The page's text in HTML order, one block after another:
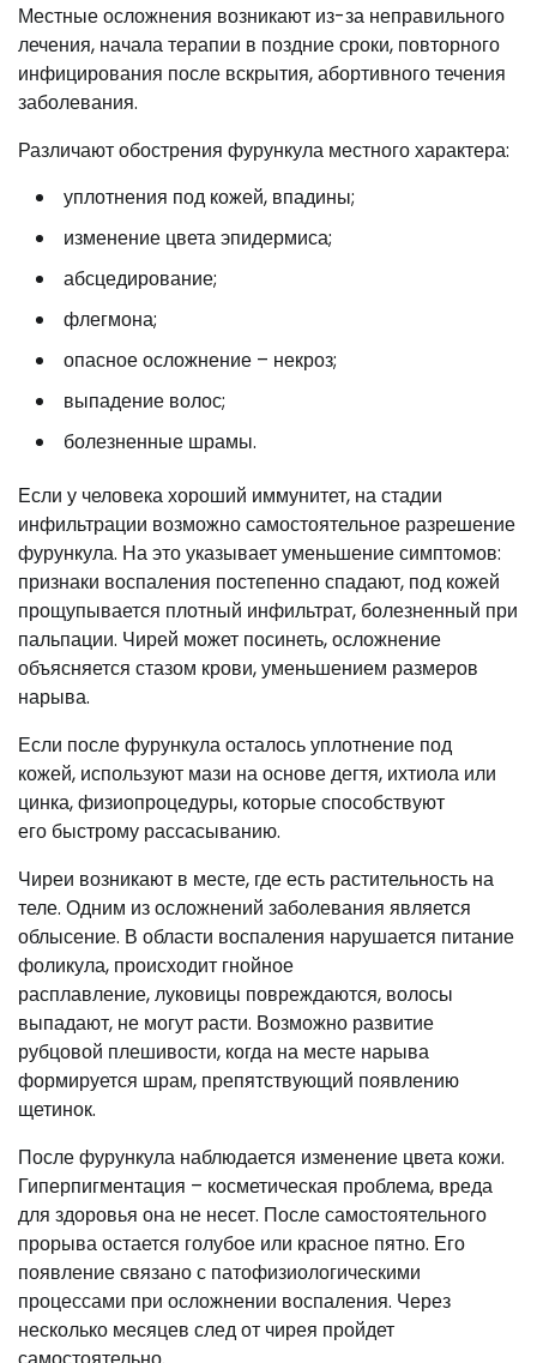
Местные осложнения возникают из-за неправильного
лечения, начала терапии в поздние сроки, повторного
инфицирования после вскрытия, абортивного течения
заболевания.
Различают обострения фурункула местного характера:
уплотнения под кожей, впадины;
изменение цвета эпидермиса;
абсцедирование;
флегмона;
опасное осложнение – некроз;
выпадение волос;
болезненные шрамы.
Если у человека хороший иммунитет, на стадии
инфильтрации возможно самостоятельное разрешение
фурункула. На это указывает уменьшение симптомов:
признаки воспаления постепенно спадают, под кожей
прощупывается плотный инфильтрат, болезненный при
пальпации. Чирей может посинеть, осложнение
объясняется стазом крови, уменьшением размеров
нарыва.
Если после фурункула осталось уплотнение под
кожей, используют мази на основе дегтя, ихтиола или
цинка, физиопроцедуры, которые способствуют
его быстрому рассасыванию.
Чиреи возникают в месте, где есть растительность на
теле. Одним из осложнений заболевания является
облысение. В области воспаления нарушается питание
фоликула, происходит гнойное
расплавление, луковицы повреждаются, волосы
выпадают, не могут расти. Возможно развитие
рубцовой плешивости, когда на месте нарыва
формируется шрам, препятствующий появлению
щетинок.
После фурункула наблюдается изменение цвета кожи.
Гиперпигментация – косметическая проблема, вреда
для здоровья она не несет. После самостоятельного
прорыва остается голубое или красное пятно. Его
появление связано с патофизиологическими
процессами при осложнении воспаления. Через
несколько месяцев след от чирея пройдет